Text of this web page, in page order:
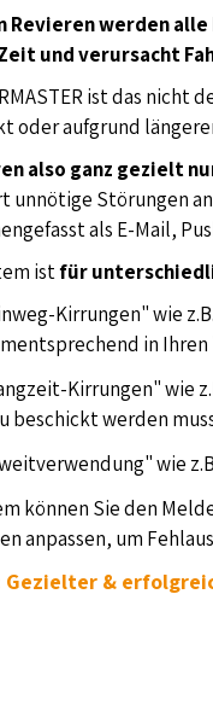
Revieren werden
und verursacht
ist das nicht
oder aufgrund
also ganz gezielt
unnötige Störungen
als E-Mail,
istfür
Kirrungen" wie
in Ihren
Kirrungen" wie
beschickt werden
wie
können Sie den
anpassen, um
&